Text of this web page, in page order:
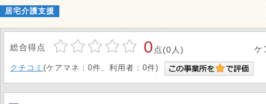
居宅介護支援
総合得点 0 点(0人) ケ
クチコミ (ケアマネ：0件、利用者：0件)